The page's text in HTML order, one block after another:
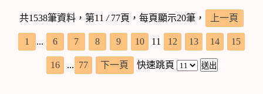
共1538筆資料，第11 /77頁，每頁顯示20筆， 上一頁
1 ... 6 7 8 9 10 11 12 13 14 15
16 ... 77 下一頁 快速跳頁